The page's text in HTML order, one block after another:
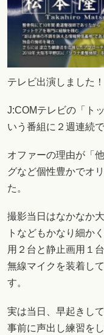
テレビ出演しました！
J:COMテレビの「ト
いう番組に２週連続
オファーの理由が「
グなど個性豊かでオ
た。
撮影当日はなかなか
トなどもかなり細か
用２台と静止画用１
無線マイクを装着し
す。
実は当日、早起きし
事前に声出し練習を